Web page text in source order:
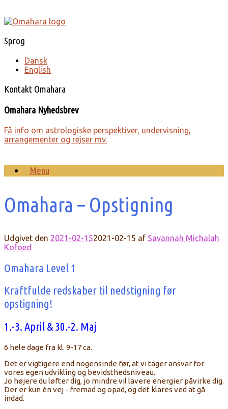
til
indhold
Sprog
Dansk
English
Kontakt Omahara
Omahara Nyhedsbrev
Få info om astro­lo­giske perspek­tiver, under­visning,
arrange­menter og rejser mv.
Menu
Omahara – Opstigning
Udgivet den 2021-02-152021-02-15 af Savannah Michalah
Kofoed
Omahara Level 1
Kraftfulde redskaber til nedstigning før
opstigning!
1.-3. April & 30.-2. Maj
6 hele dage fra kl. 9-17 ca.
Det er vigtigere end nogensinde før, at vi tager ansvar for
vores egen udvikling og bevidsthedsniveau.
Jo højere du løfter dig, jo mindre vil lavere energier påvirke dig.
Der er kun én vej - fremad og opad, og det klares ved at gå
indad.